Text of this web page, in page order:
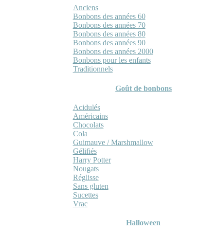
Anciens
Bonbons des années 60
Bonbons des années 70
Bonbons des années 80
Bonbons des années 90
Bonbons des années 2000
Bonbons pour les enfants
Traditionnels
Goût de bonbons
Acidulés
Américains
Chocolats
Cola
Guimauve / Marshmallow
Gélifiés
Harry Potter
Nougats
Réglisse
Sans gluten
Sucettes
Vrac
Halloween